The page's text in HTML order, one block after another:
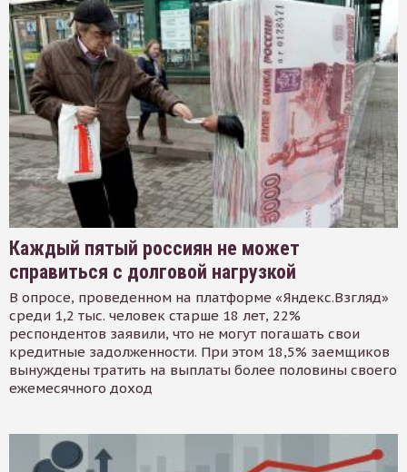
Каждый пятый россиян не может
справиться с долговой нагрузкой
В опросе, проведенном на платформе «Яндекс.Взгляд»
среди 1,2 тыс. человек старше 18 лет, 22%
респондентов заявили, что не могут погашать свои
кредитные задолженности. При этом 18,5% заемщиков
вынуждены тратить на выплаты более половины своего
ежемесячного доход